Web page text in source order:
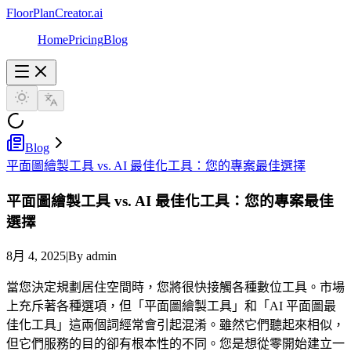
FloorPlanCreator.ai
HomePricingBlog
Blog
平面圖繪製工具 vs. AI 最佳化工具：您的專案最佳選擇
平面圖繪製工具 vs. AI 最佳化工具：您的專案最佳
選擇
8月 4, 2025|By admin
當您決定規劃居住空間時，您將很快接觸各種數位工具。市場
上充斥著各種選項，但「平面圖繪製工具」和「AI 平面圖最
佳化工具」這兩個詞經常會引起混淆。雖然它們聽起來相似，
但它們服務的目的卻有根本性的不同。您是想從零開始建立一